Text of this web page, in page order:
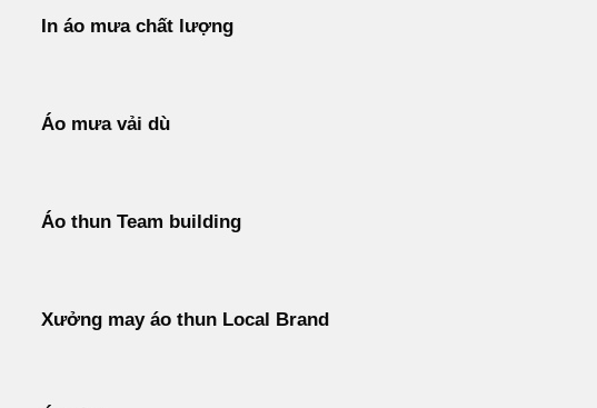
In áo mưa chất lượng
Áo mưa vải dù
Áo thun Team building
Xưởng may áo thun Local Brand